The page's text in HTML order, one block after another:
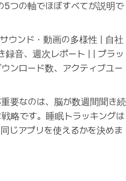
つの軸でほぼすべてが説明で
ウンド・動画の多様性 | 自社
録音、週次レポート | | プラッ
ンロード数、アクティブユー
要なのは、脳が数週間聞き続
略です。睡眠トラッキングは
じアプリを使えるかを決めま